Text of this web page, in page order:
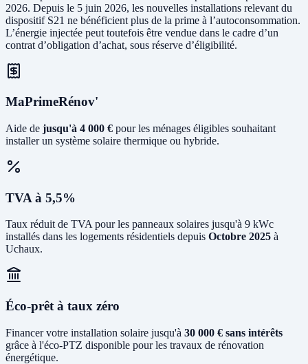
2026. Depuis le 5 juin 2026, les nouvelles installations relevant du
dispositif S21 ne bénéficient plus de la prime à l’autoconsommation.
L’énergie injectée peut toutefois être vendue dans le cadre d’un
contrat d’obligation d’achat, sous réserve d’éligibilité.
MaPrimeRénov'
Aide de jusqu'à 4 000 € pour les ménages éligibles souhaitant
installer un système solaire thermique ou hybride.
TVA à 5,5%
Taux réduit de TVA pour les panneaux solaires jusqu'à 9 kWc
installés dans les logements résidentiels depuis Octobre 2025 à
Uchaux.
Éco-prêt à taux zéro
Financer votre installation solaire jusqu'à 30 000 € sans intérêts
grâce à l'éco-PTZ disponible pour les travaux de rénovation
énergétique.